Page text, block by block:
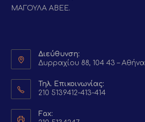
ΜΑΓΟΥΛΑ ΑΒΕΕ.
Διεύθυνση:
Δυρραχίου 88, 104 43 – Αθήνα
Τηλ. Επικοινωνίας:
210 5139412-413-414
Fax: